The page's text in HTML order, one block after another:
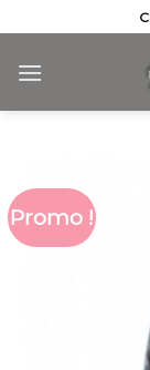
to
content
Promo !